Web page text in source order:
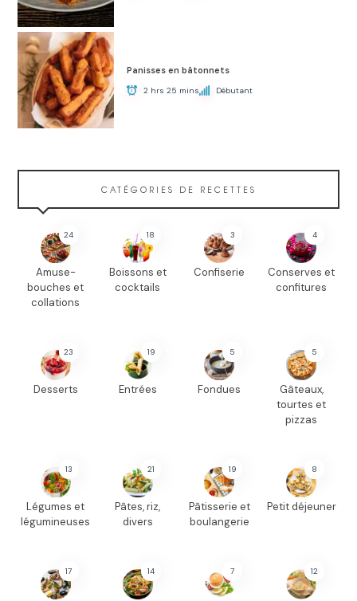
Panisses en bâtonnets
2 hrs 25 mins Débutant
CATÉGORIES DE RECETTES
24
Amuse-
bouches et
collations
18
Boissons et
cocktails
3
Confiserie
4
Conserves et
confitures
23
Desserts
19
Entrées
5
Fondues
5
Gâteaux,
tourtes et
pizzas
13
Légumes et
légumineuses
21
Pâtes, riz,
divers
19
Pâtisserie et
boulangerie
8
Petit déjeuner
17 14 7 12